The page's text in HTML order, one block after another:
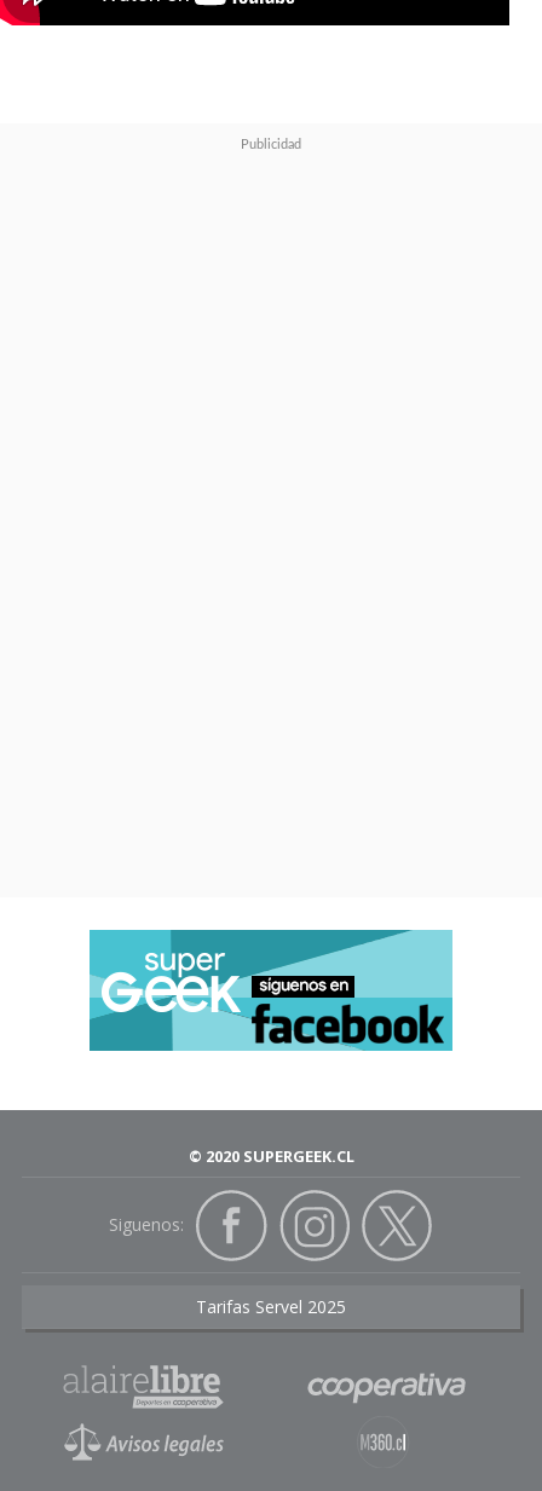
© 2020 SUPERGEEK.CL
Siguenos:
Tarifas Servel 2025